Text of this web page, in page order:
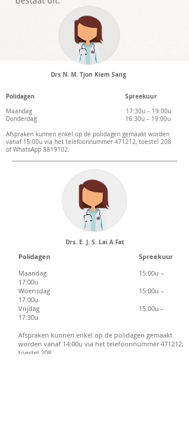
Drs N. M. Tjon Kiem Sang
Polidagen Spreekuur
Maandag 17:30u – 19:00u
Donderdag 16:30u – 19:00u
Afspraken kunnen enkel op de polidagen gemaakt worden
vanaf 15:00u via het telefoonnummer 471212, toestel 208
of WhatsApp 8819102.
Drs. E. J. S. Lai A Fat
Polidagen Spreekuur
Maandag 15:00u –
17:00u
Woensdag 15:00u –
17:00u
Vrijdag 15:00u –
17:30u
Afspraken kunnen enkel op de polidagen gemaakt
worden vanaf 14:00u via het telefoonnummer 471212,
toestel 208.